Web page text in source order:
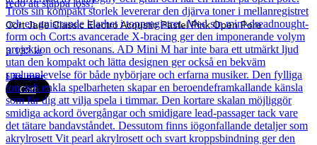
Cort Jade Classic Electro Acoustic Pastel Pink Open Pore
3 132kr
Läs mer
Cort